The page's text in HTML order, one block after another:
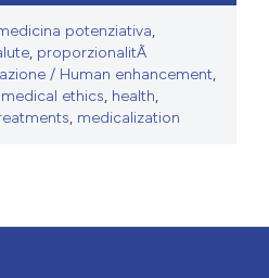
potenziativa,
, proporzionalitÃ
/ Human enhancement,
medical ethics, health,
, medicalization